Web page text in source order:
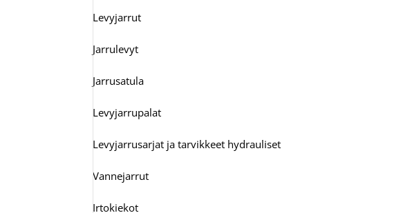
Levyjarrut
Jarrulevyt
Jarrusatula
Levyjarrupalat
Levyjarrusarjat ja tarvikkeet hydrauliset
Vannejarrut
Irtokiekot